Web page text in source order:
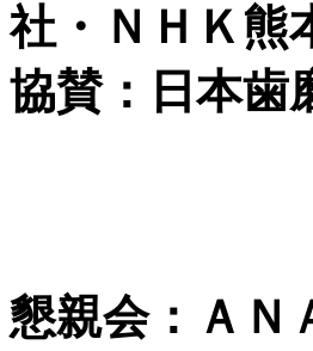
社・ＮＨＫ熊
協賛：日本歯
懇親会：ＡＮ